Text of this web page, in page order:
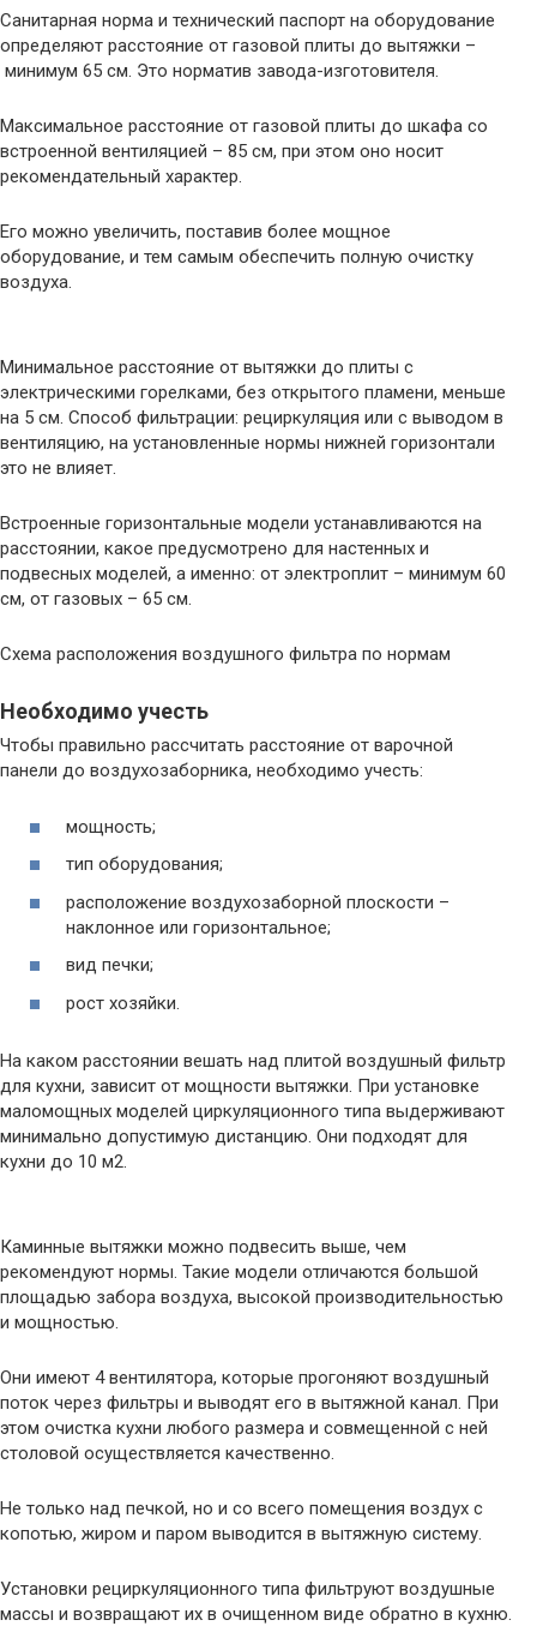
Санитарная норма и технический паспорт на оборудование
определяют расстояние от газовой плиты до вытяжки –
минимум 65 см. Это норматив завода-изготовителя.
Максимальное расстояние от газовой плиты до шкафа со
встроенной вентиляцией – 85 см, при этом оно носит
рекомендательный характер.
Его можно увеличить, поставив более мощное
оборудование, и тем самым обеспечить полную очистку
воздуха.
Минимальное расстояние от вытяжки до плиты с
электрическими горелками, без открытого пламени, меньше
на 5 см. Способ фильтрации: рециркуляция или с выводом в
вентиляцию, на установленные нормы нижней горизонтали
это не влияет.
Встроенные горизонтальные модели устанавливаются на
расстоянии, какое предусмотрено для настенных и
подвесных моделей, а именно: от электроплит – минимум 60
см, от газовых – 65 см.
Схема расположения воздушного фильтра по нормам
Необходимо учесть
Чтобы правильно рассчитать расстояние от варочной
панели до воздухозаборника, необходимо учесть:
мощность;
тип оборудования;
расположение воздухозаборной плоскости –
наклонное или горизонтальное;
вид печки;
рост хозяйки.
На каком расстоянии вешать над плитой воздушный фильтр
для кухни, зависит от мощности вытяжки. При установке
маломощных моделей циркуляционного типа выдерживают
минимально допустимую дистанцию. Они подходят для
кухни до 10 м2.
Каминные вытяжки можно подвесить выше, чем
рекомендуют нормы. Такие модели отличаются большой
площадью забора воздуха, высокой производительностью
и мощностью.
Они имеют 4 вентилятора, которые прогоняют воздушный
поток через фильтры и выводят его в вытяжной канал. При
этом очистка кухни любого размера и совмещенной с ней
столовой осуществляется качественно.
Не только над печкой, но и со всего помещения воздух с
копотью, жиром и паром выводится в вытяжную систему.
Установки рециркуляционного типа фильтруют воздушные
массы и возвращают их в очищенном виде обратно в кухню.